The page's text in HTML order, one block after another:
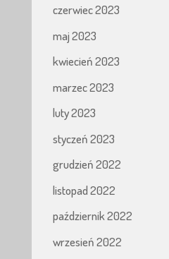
czerwiec 2023
maj 2023
kwiecień 2023
marzec 2023
luty 2023
styczeń 2023
grudzień 2022
listopad 2022
październik 2022
wrzesień 2022